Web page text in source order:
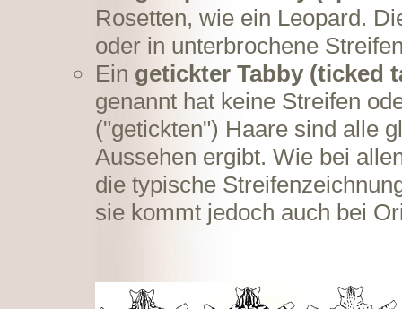
Rosetten, wie ein Leopard.
oder in unterbrochene
Ein getickter Tabby (ticked
genannt hat keine Streifen
("getickten") Haare sind alle
Aussehen ergibt. Wie bei
die typische
sie kommt jedoch auch bei